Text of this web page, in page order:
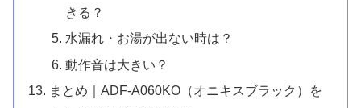
きる？
水漏れ・お湯が出ない時は？
動作音は大きい？
まとめ｜ADF-A060KO（オニキスブラック）を